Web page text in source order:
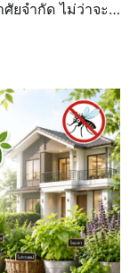
ยจำกัด ไม่ว่าจะ